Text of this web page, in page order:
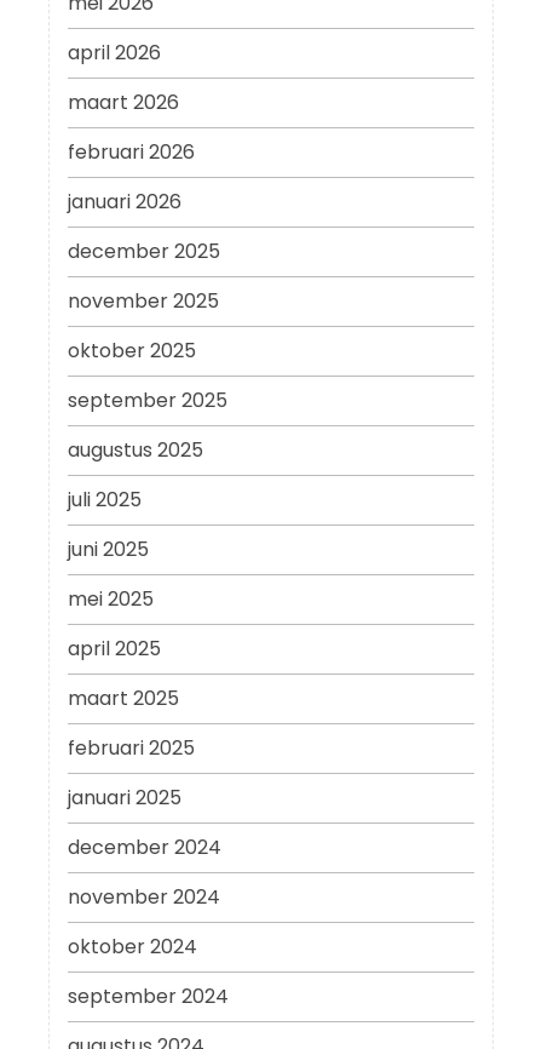
april 2026
maart 2026
februari 2026
januari 2026
december 2025
november 2025
oktober 2025
september 2025
augustus 2025
juli 2025
juni 2025
mei 2025
april 2025
maart 2025
februari 2025
januari 2025
december 2024
november 2024
oktober 2024
september 2024